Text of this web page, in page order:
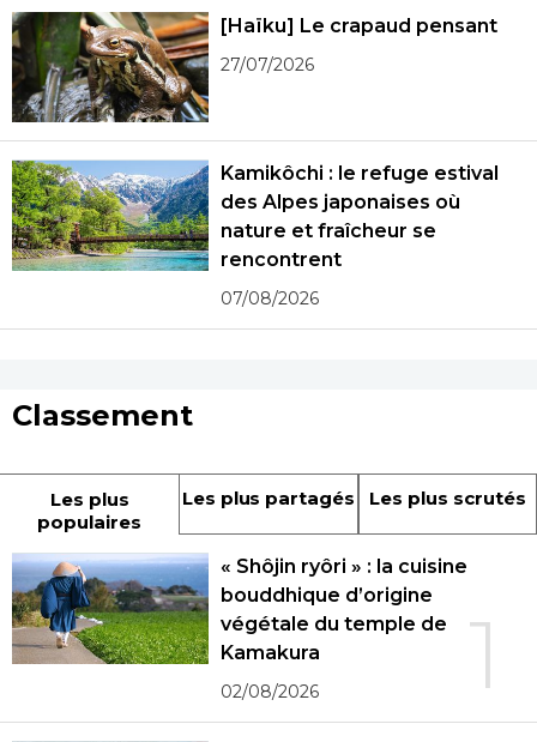
[Haïku] Le crapaud pensant
27/07/2026
Kamikôchi : le refuge estival
des Alpes japonaises où
nature et fraîcheur se
rencontrent
07/08/2026
Classement
Les plus
populaires
Les plus partagés Les plus scrutés
1
« Shôjin ryôri » : la cuisine
bouddhique d’origine
végétale du temple de
Kamakura
02/08/2026